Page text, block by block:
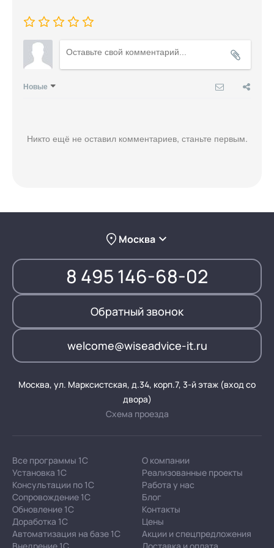
Новые
Никто ещё не оставил комментариев, станьте первым.
Москва
8 495 146-68-02
Обратный звонок
welcome@wiseadvice-it.ru
Москва, ул. Марксистская, д.34, корп.7, 3-й этаж (вход со
двора)
Схема проезда
Все программы 1С
Установка 1С
Консультации по 1С
Сопровождение 1С
Обновление 1С
Доработка 1С
Автоматизация на базе 1С
Внедрение 1С
О компании
Реализованные проекты
Работа у нас
Блог
Контакты
Цены
Акции и спецпредложения
Доставка и оплата